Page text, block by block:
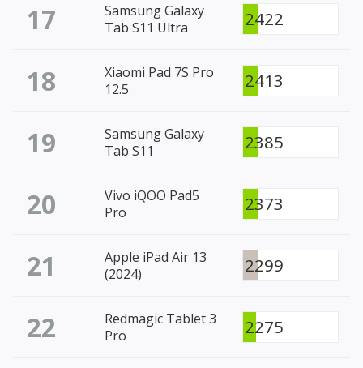
17
Samsung Galaxy
Tab S11 Ultra
2422
18
Xiaomi Pad 7S Pro
12.5
2413
19
Samsung Galaxy
Tab S11
2385
20
Vivo iQOO Pad5
Pro
2373
21
Apple iPad Air 13
(2024)
2299
22
Redmagic Tablet 3
Pro
2275